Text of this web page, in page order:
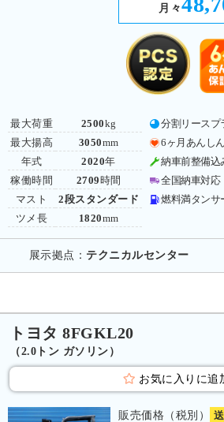
月々
最大荷重
最大揚高
年式
稼働時間
マスト
ツメ長
2500kg
3050mm
2020年
2709 時間
2段スタンダード
1820mm
分割リースプ
6ヶ月あんし
納車前整備込
全国納車対応
燃料満タンサ
展示拠点： テクニカルセンター
トヨタ 8FGKL20
（2.0トン ガソリン）
お気に入りに追
販売価格（税別）